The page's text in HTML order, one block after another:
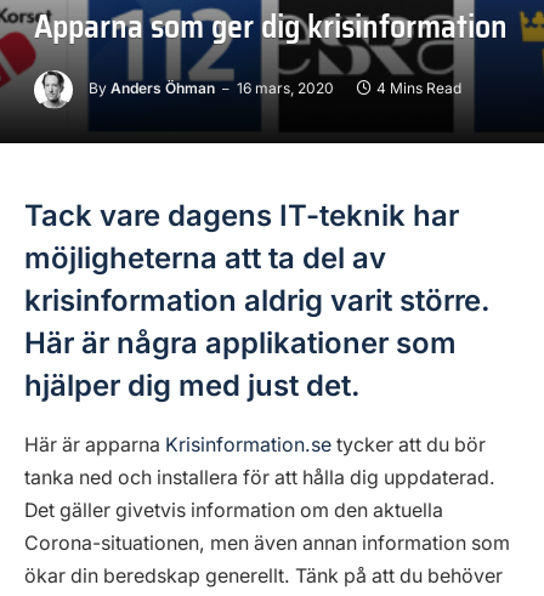
Apparna som ger dig krisinformation
By Anders Öhman 16 mars, 2020 4 Mins Read
Tack vare dagens IT-teknik har
möjligheterna att ta del av
krisinformation aldrig varit större.
Här är några applikationer som
hjälper dig med just det.
Här är apparna Krisinformation.se tycker att du bör
tanka ned och installera för att hålla dig uppdaterad.
Det gäller givetvis information om den aktuella
Corona-situationen, men även annan information som
ökar din beredskap generellt. Tänk på att du behöver